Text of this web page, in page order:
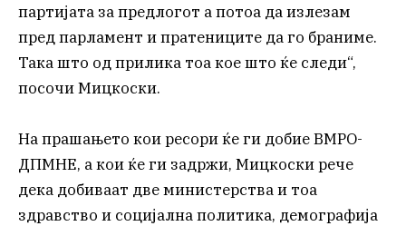
партијата за предлогот а потоа да излезам
пред парламент и пратениците да го браниме.
Така што од прилика тоа кое што ќе следи“,
посочи Мицкоски.
На прашањето кои ресори ќе ги добие ВМРО-
ДПМНЕ, а кои ќе ги задржи, Мицкоски рече
дека добиваат две министерства и тоа
здравство и социјална политика, демографија